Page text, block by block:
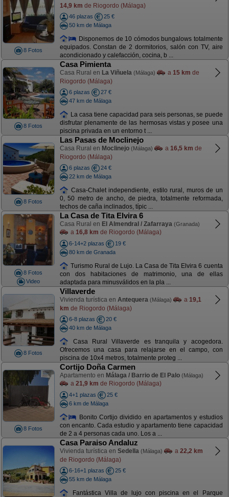
8 Fotos
14,9 km de Riogordo (Málaga)
46 plazas
25 €
50 km de Málaga
Disponemos de 10 cómodos bungalows totalmente
equipados. Constan de 2 dormitorios, salón con TV, aire
acondicionado y calefacción, cocina, b ...
8 Fotos
Casa Pimienta
Casa Rural en La Viñuela (Málaga) a 15 km de
Riogordo (Málaga)
6 plazas
27 €
47 km de Málaga
La casa tiene capacidad para seis personas, se puede
disfrutar plenamente de las hermosas vistas y posee una
piscina privada en un entorno t ...
8 Fotos
Las Pasas de Moclinejo
Casa Rural en Moclinejo (Málaga) a 16,5 km de
Riogordo (Málaga)
6 plazas
24 €
22 km de Málaga
Casa-Chalet independiente, estilo rural, muros de un
0, 50 metro de ancho, de piedra, totalmente reformada,
techos de caña inclinados, típic ...
8 Fotos
Video
La Casa de Tita Elvira 6
Casa Rural en El Almendral / Zafarraya (Granada)
a 16,8 km de Riogordo (Málaga)
6-14+2 plazas
19 €
80 km de Granada
Turismo Rural de Lujo. La Casa de Tita Elvira 6 cuenta
con dos habitaciones de matrimonio, una de ellas
adaptada para minusválidos en la pla ...
8 Fotos
Villaverde
Vivienda turística en Antequera (Málaga) a 19,1
km de Riogordo (Málaga)
6-8 plazas
20 €
40 km de Málaga
Casa Rural Villaverde es tranquila y acogedora.
Ofrecemos una casa para relajarse en el campo, con
piscina de 10x4 metros, totalmente proteg ...
8 Fotos
Cortijo Doña Carmen
Apartamento en Málaga / Barrio de El Palo (Málaga)
a 21,9 km de Riogordo (Málaga)
4+1 plazas
25 €
6 km de Málaga
Bonito Cortijo dividido en apartamentos y estudios
con encanto. Cada estudio y apartamento tiene capacidad
de 2 a 4 personas cada uno. Los a ...
Casa Paraiso Andaluz
Vivienda turística en Sedella (Málaga) a 22,2 km
de Riogordo (Málaga)
6-16+1 plazas
25 €
55 km de Málaga
Fantástica Villa de lujo con piscina en el Parque